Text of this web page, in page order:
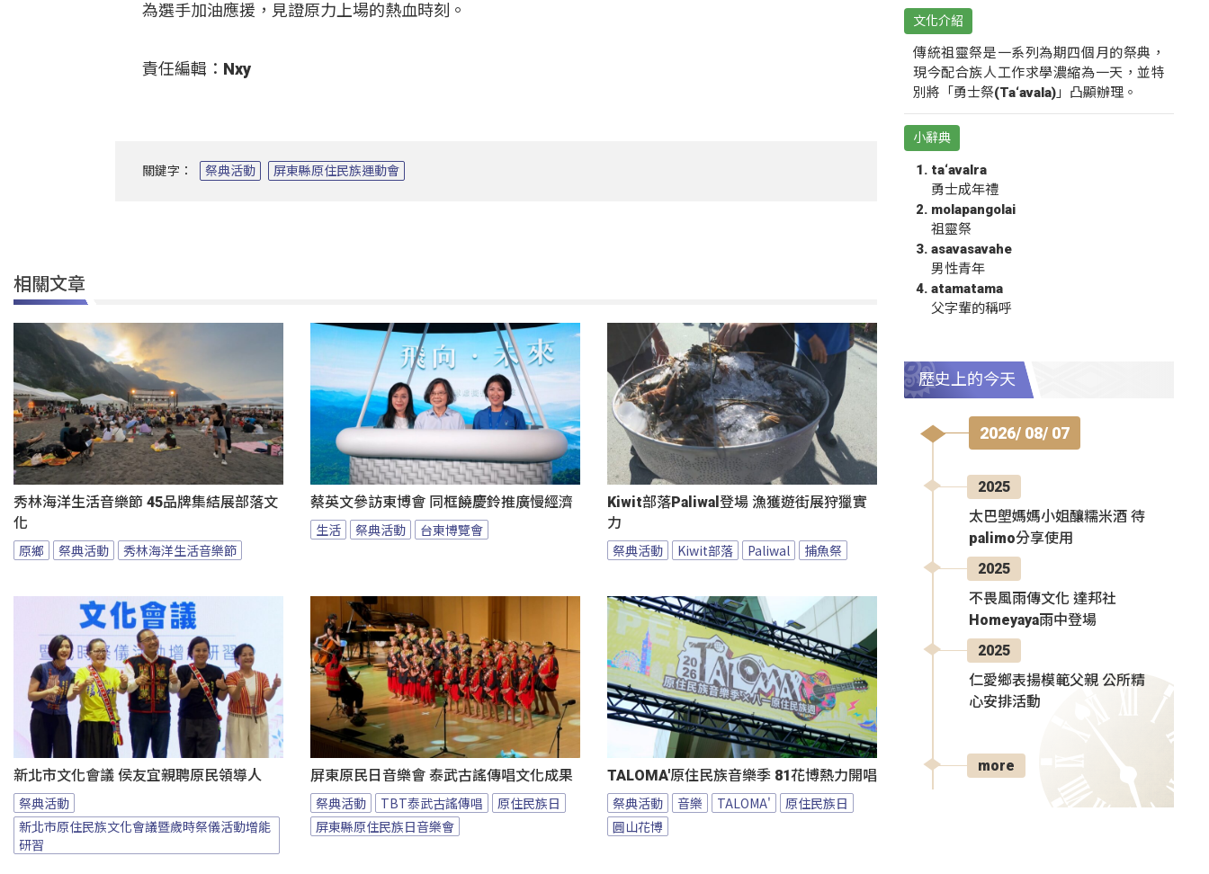
為選手加油應援，見證原力上場的熱血時刻。
責任編輯：Nxy
關鍵字： 祭典活動 屏東縣原住民族運動會
相關文章
秀林海洋生活音樂節 45品牌集結展部落文
化
原鄉 祭典活動 秀林海洋生活音樂節
蔡英文參訪東博會 同框饒慶鈴推廣慢經濟
生活 祭典活動 台東博覽會
Kiwit部落Paliwal登場 漁獲遊街展狩獵實
力
祭典活動 Kiwit部落 Paliwal 捕魚祭
新北市文化會議 侯友宜親聘原民領導人
祭典活動
新北市原住民族文化會議暨歲時祭儀活動增能
研習
屏東原民日音樂會 泰武古謠傳唱文化成果
祭典活動 TBT泰武古謠傳唱
原住民族日
屏東縣原住民族日音樂會
TALOMA'原住民族音樂季 81花博熱力開唱
祭典活動 音樂 TALOMA'
原住民族日
圓山花博
文化介紹
傳統祖靈祭是一系列為期四個月的祭典，
現今配合族人工作求學濃縮為一天，並特
別將「勇士祭(Ta‘avala)」凸顯辦理。
小辭典
ta‘avalra
勇士成年禮
molapangolai
祖靈祭
asavasavahe
男性青年
atamatama
父字輩的稱呼
歷史上的今天
2026/ 08/ 07
2025
太巴塱媽媽小姐釀糯米酒 待
palimo分享使用
2025
不畏風雨傳文化 達邦社
Homeyaya雨中登場
2025
仁愛鄉表揚模範父親 公所精
心安排活動
more